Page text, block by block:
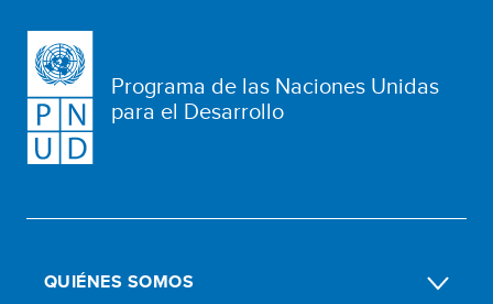
Programa de las Naciones Unidas
para el Desarrollo
QUIÉNES SOMOS